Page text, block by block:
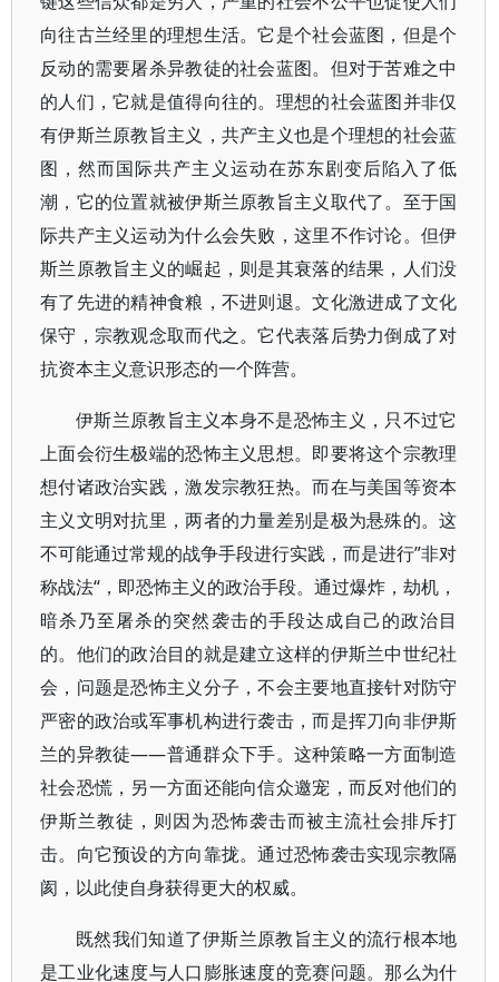
向往古兰经里的理想生活。它是个社会蓝图，但是个
反动的需要屠杀异教徒的社会蓝图。但对于苦难之中
的人们，它就是值得向往的。理想的社会蓝图并非仅
有伊斯兰原教旨主义，共产主义也是个理想的社会蓝
图，然而国际共产主义运动在苏东剧变后陷入了低
潮，它的位置就被伊斯兰原教旨主义取代了。至于国
际共产主义运动为什么会失败，这里不作讨论。但伊
斯兰原教旨主义的崛起，则是其衰落的结果，人们没
有了先进的精神食粮，不进则退。文化激进成了文化
保守，宗教观念取而代之。它代表落后势力倒成了对
抗资本主义意识形态的一个阵营。
伊斯兰原教旨主义本身不是恐怖主义，只不过它
上面会衍生极端的恐怖主义思想。即要将这个宗教理
想付诸政治实践，激发宗教狂热。而在与美国等资本
主义文明对抗里，两者的力量差别是极为悬殊的。这
不可能通过常规的战争手段进行实践，而是进行”非对
称战法“，即恐怖主义的政治手段。通过爆炸，劫机，
暗杀乃至屠杀的突然袭击的手段达成自己的政治目
的。他们的政治目的就是建立这样的伊斯兰中世纪社
会，问题是恐怖主义分子，不会主要地直接针对防守
严密的政治或军事机构进行袭击，而是挥刀向非伊斯
兰的异教徒——普通群众下手。这种策略一方面制造
社会恐慌，另一方面还能向信众邀宠，而反对他们的
伊斯兰教徒，则因为恐怖袭击而被主流社会排斥打
击。向它预设的方向靠拢。通过恐怖袭击实现宗教隔
阂，以此使自身获得更大的权威。
既然我们知道了伊斯兰原教旨主义的流行根本地
是工业化速度与人口膨胀速度的竞赛问题。那么为什